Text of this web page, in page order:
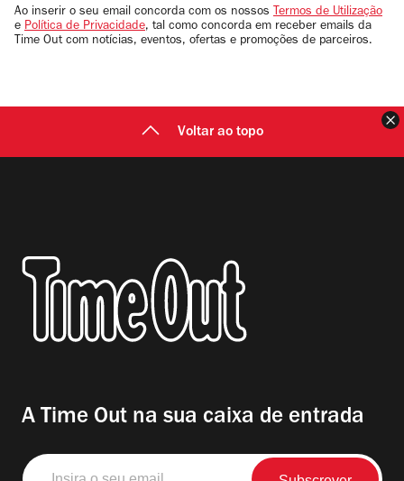
email
Ao inserir o seu email concorda com os nossos Termos de Utilização
e Política de Privacidade, tal como concorda em receber emails da
Time Out com notícias, eventos, ofertas e promoções de parceiros.
Voltar ao topo
A Time Out na sua caixa de entrada
Insira